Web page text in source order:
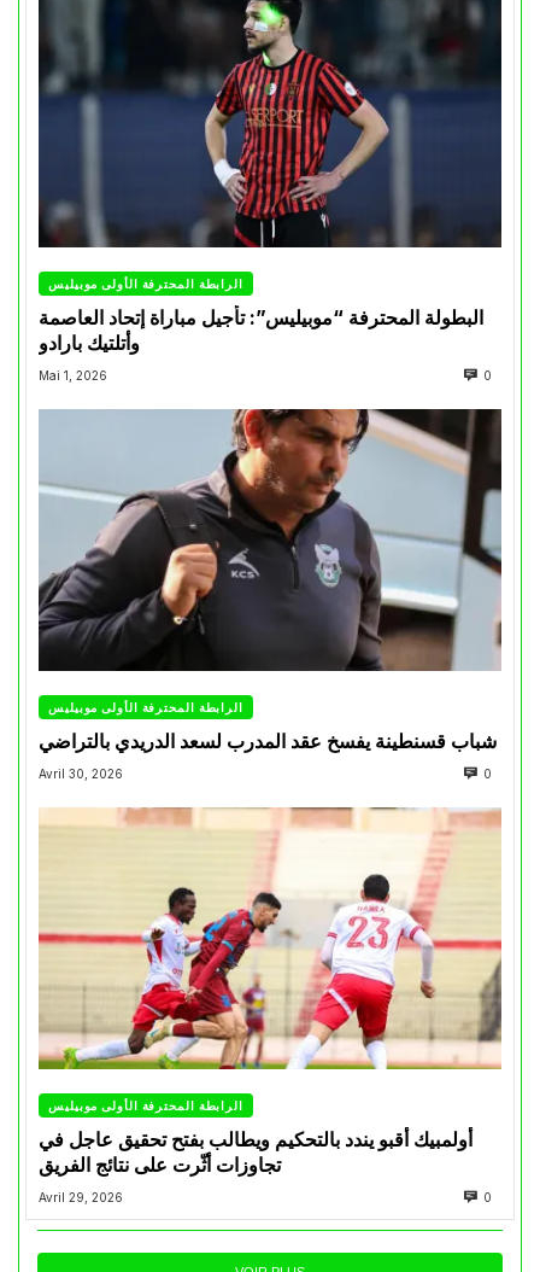
الرابطة المحترفة الأولى موبيليس
البطولة المحترفة “موبيليس”: تأجيل مباراة إتحاد العاصمة
وأتلتيك بارادو
Mai 1, 2026 0
الرابطة المحترفة الأولى موبيليس
شباب قسنطينة يفسخ عقد المدرب لسعد الدريدي بالتراضي
Avril 30, 2026 0
الرابطة المحترفة الأولى موبيليس
أولمبيك أقبو يندد بالتحكيم ويطالب بفتح تحقيق عاجل في
تجاوزات أثّرت على نتائج الفريق
Avril 29, 2026 0